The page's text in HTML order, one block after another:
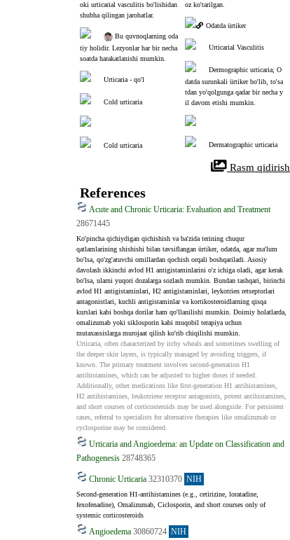
oki urticarial vasculitis bo'lishidan
shubha qilingan jarohatlar.
Bu quvnoqlarning oda
tiy holidir. Lezyonlar har bir necha
soatda harakatlanishi mumkin.
Urticaria - qo'l
Cold urticaria
Cold urticaria
oz ko'tarilgan.
Odatda ürtiker
Urticarial Vasculitis
Dermographic urticaria; O
datda surunkali ürtiker bo'lib, to'sa
tdan yo'qolgunga qadar bir necha y
il davom etishi mumkin.
Dermatographic urticaria
Rasm qidirish
References
Acute and Chronic Urticaria: Evaluation and Treatment
28671445
Ko'pincha qichiydigan qichishish va ba'zida terining chuqur
qatlamlarining shishishi bilan tavsiflangan ürtiker, odatda, agar ma'lum
bo'lsa, qo'zg'atuvchi omillardan qochish orqali boshqariladi. Asosiy
davolash ikkinchi avlod H1 antigistaminlarini o'z ichiga oladi, agar kerak
bo'lsa, ularni yuqori dozalarga sozlash mumkin. Bundan tashqari, birinchi
avlod H1 antigistaminlari, H2 antigistaminlari, leykotrien retseptorlari
antagonistlari, kuchli antigistaminlar va kortikosteroidlarning qisqa
kurslari kabi boshqa dorilar ham qo'llanilishi mumkin. Doimiy holatlarda,
omalizumab yoki siklosporin kabi muqobil terapiya uchun
mutaxassislarga murojaat qilish ko'rib chiqilishi mumkin.
Urticaria, often characterized by itchy wheals and sometimes swelling of
the deeper skin layers, is typically managed by avoiding triggers, if
known. The primary treatment involves second-generation H1
antihistamines, which can be adjusted to higher doses if needed.
Additionally, other medications like first-generation H1 antihistamines,
H2 antihistamines, leukotriene receptor antagonists, potent antihistamines,
and short courses of corticosteroids may be used alongside. For persistent
cases, referral to specialists for alternative therapies like omalizumab or
cyclosporine may be considered.
Urticaria and Angioedema: an Update on Classification and
Pathogenesis 28748365
Chronic Urticaria 32310370 NIH
Second-generation H1-antihistamines (e.g., cetirizine, loratadine,
fexofenadine), Omalizumab, Ciclosporin, and short courses only of
systemic corticosteroids
Angioedema 30860724 NIH